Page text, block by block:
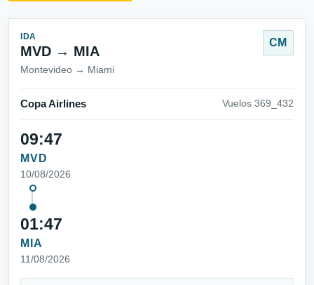
IDA
MVD → MIA
Montevideo → Miami
CM
Copa Airlines Vuelos 369_432
09:47
MVD
10/08/2026
01:47
MIA
11/08/2026